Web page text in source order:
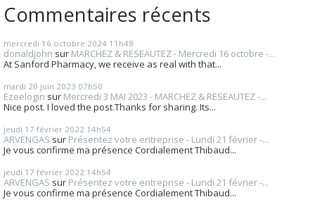
Commentaires récents
mercredi 16 octobre 2024 11h48
donaldjohn sur MARCHEZ & RESEAUTEZ - Mercredi 16 octobre -...
At Sanford Pharmacy, we receive as real with that...
mardi 20 juin 2023 07h50
Ezeelogin sur Mercredi 3 MAI 2023 - MARCHEZ & RESEAUTEZ -...
Nice post. I loved the post.Thanks for sharing. Its...
jeudi 17 février 2022 14h54
ARVENGAS sur Présentez votre entreprise - Lundi 21 février -...
Je vous confirme ma présence Cordialement Thibaud...
jeudi 17 février 2022 14h54
ARVENGAS sur Présentez votre entreprise - Lundi 21 février -...
Je vous confirme ma présence Cordialement Thibaud...